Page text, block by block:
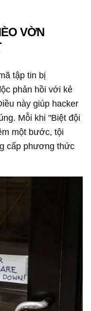
VỜN
tập tin bị
phản hồi với kẻ
này giúp hacker
Mỗi khi "Biệt đội
một bước, tội
cấp phương thức